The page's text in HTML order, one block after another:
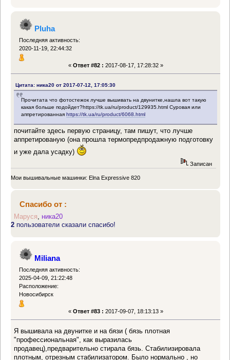
Pluha
Последняя активность:
2020-11-19, 22:44:32
« Ответ #82 : 2017-08-17, 17:28:32 »
Цитата: ника20 от 2017-07-12, 17:05:30
Прочитата что фотостежок лучше вышивать на двунитке,нашла вот такую
какая больше подойдет?https://tk.ua/ru/product/129935.html Суровая или
аппретированнаяhttps://tk.ua/ru/product/6068.html
почитайте здесь первую страницу, там пишут, что лучше
аппретированую (она прошла термопредпродажную подготовку
и уже дала усадку)
Записан
Мои вышивальные машинки: Elna Expressive 820
Спасибо от :
Маруся, ника20
2 пользователи сказали спасибо!
Miliana
Последняя активность:
2025-04-09, 21:22:48
Расположение:
Новосибирск
« Ответ #83 : 2017-09-07, 18:13:13 »
Я вышивала на двунитке и на бязи ( бязь плотная
"профессиональная", как выразилась
продавец),предварительно стирала бязь. Стабилизировала
плотным, отрезным стабилизатором. Было нормально , но